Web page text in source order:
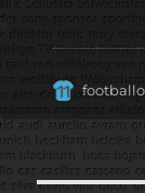
Yazar